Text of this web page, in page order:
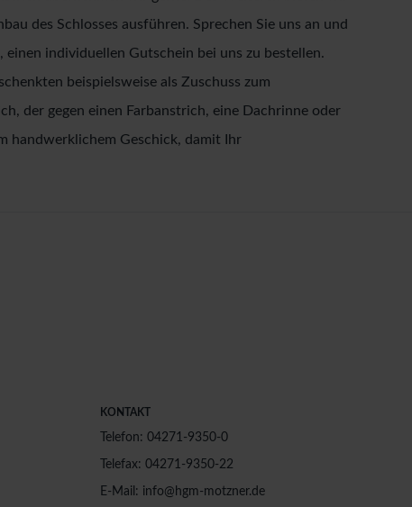
des Schlosses ausführen. Sprechen Sie uns an und
individuellen Gutschein bei uns zu bestellen.
beispielsweise als Zuschuss zum
der gegen einen Farbanstrich, eine Dachrinne oder
handwerklichem Geschick, damit Ihr
KONTAKT
Telefon: 04271-9350-0
Telefax: 04271-9350-22
E-Mail: info@hgm-motzner.de